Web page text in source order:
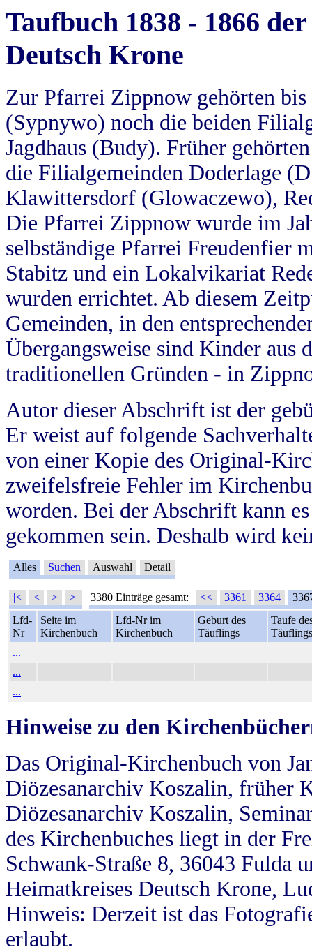
Taufbuch 1838 - 1866
Deutsch Krone
Zur Pfarrei Zippnow gehörten
(Sypnywo) noch die beiden
Jagdhaus (Budy). Früher
die Filialgemeinden Doderlage
Klawittersdorf (Glowaczewo),
Die Pfarrei Zippnow wurde im
selbständige Pfarrei Freudenfier
Stabitz und ein Lokalvikariat
wurden errichtet. Ab diesem
Gemeinden, in den
Übergangsweise sind Kinder aus
traditionellen Gründen - in
Autor dieser Abschrift ist der
Er weist auf folgende
von einer Kopie des Original-
zweifelsfreie Fehler im
worden. Bei der Abschrift kann
gekommen sein. Deshalb wird
Alles Suchen Auswahl Detail
|< < > >| 3380 Einträge gesamt: << 3361 3364
Lfd-
Nr
Seite im
Kirchenbuch
Lfd-Nr im
Kirchenbuch
Geburt des
Täuflings
Taufe
Täuflings
...
...
...
Hinweise zu den
Das Original-Kirchenbuch von
Diözesanarchiv Koszalin, früher
Diözesanarchiv Koszalin,
des Kirchenbuches liegt in der
Schwank-Straße 8, 36043 Fulda
Heimatkreises Deutsch Krone,
Hinweis: Derzeit ist das
erlaubt.